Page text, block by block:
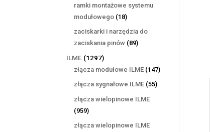
ramki montażowe systemu
modułowego 1818
produktów
zaciskarki i narzędzia do
zaciskania pinów 8989
ILME 12971297
produktów
złącza modułowe ILME 147147
złącza sygnałowe ILME 5555
złącza wielopinowe ILME
959959
produktów
złącza wielopinowe ILME